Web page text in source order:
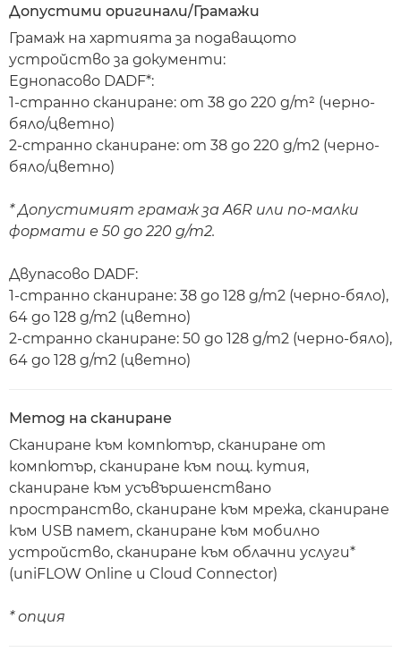
Допустими оригинали/Грамажи
Грамаж на хартията за подаващото
устройство за документи:
Еднопасово DADF*:
1-странно сканиране: от 38 до 220 g/m² (черно-
бяло/цветно)
2-странно сканиране: от 38 до 220 g/m2 (черно-
бяло/цветно)
* Допустимият грамаж за A6R или по-малки
формати е 50 до 220 g/m2.
Двупасово DADF:
1-странно сканиране: 38 до 128 g/m2 (черно-бяло),
64 до 128 g/m2 (цветно)
2-странно сканиране: 50 до 128 g/m2 (черно-бяло),
64 до 128 g/m2 (цветно)
Метод на сканиране
Сканиране към компютър, сканиране от
компютър, сканиране към пощ. кутия,
сканиране към усъвършенствано
пространство, сканиране към мрежа, сканиране
към USB памет, сканиране към мобилно
устройство, сканиране към облачни услуги*
(uniFLOW Online и Cloud Connector)
* опция